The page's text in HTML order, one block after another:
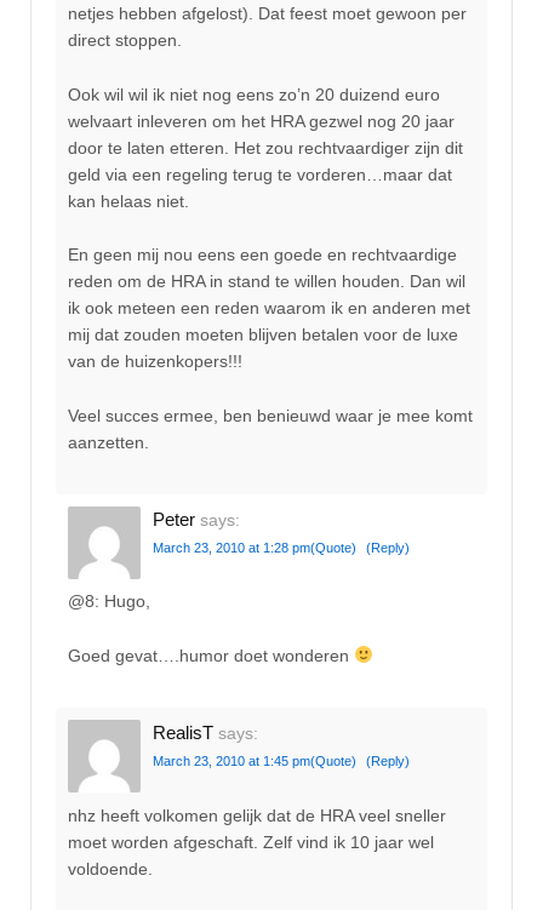
netjes hebben afgelost). Dat feest moet gewoon per
direct stoppen.
Ook wil wil ik niet nog eens zo’n 20 duizend euro
welvaart inleveren om het HRA gezwel nog 20 jaar
door te laten etteren. Het zou rechtvaardiger zijn dit
geld via een regeling terug te vorderen…maar dat
kan helaas niet.
En geen mij nou eens een goede en rechtvaardige
reden om de HRA in stand te willen houden. Dan wil
ik ook meteen een reden waarom ik en anderen met
mij dat zouden moeten blijven betalen voor de luxe
van de huizenkopers!!!
Veel succes ermee, ben benieuwd waar je mee komt
aanzetten.
Peter says:
March 23, 2010 at 1:28 pm(Quote) (Reply)
@8: Hugo,
Goed gevat….humor doet wonderen
RealisT says:
March 23, 2010 at 1:45 pm(Quote) (Reply)
nhz heeft volkomen gelijk dat de HRA veel sneller
moet worden afgeschaft. Zelf vind ik 10 jaar wel
voldoende.